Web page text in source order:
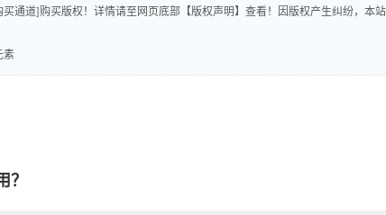
通道]购买版权！详情请至网页底部【版权声明】查看！因版权产生纠纷，本站
素
？